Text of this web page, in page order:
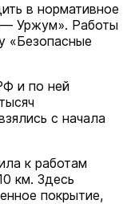
в нормативное
Уржум». Работы
«Безопасные
и по ней
с начала
к работам
км. Здесь
покрытие,